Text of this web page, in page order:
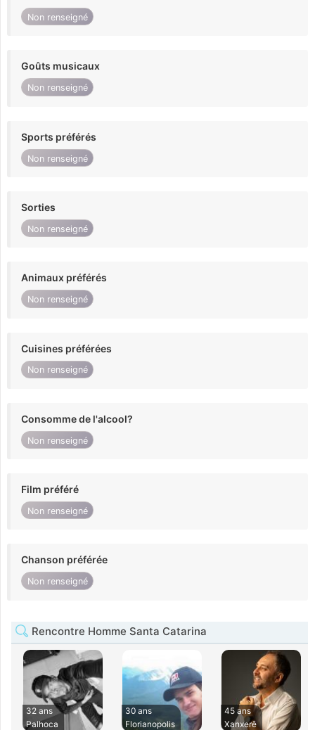
Non renseigné
Goûts musicaux
Non renseigné
Sports préférés
Non renseigné
Sorties
Non renseigné
Animaux préférés
Non renseigné
Cuisines préférées
Non renseigné
Consomme de l'alcool?
Non renseigné
Film préféré
Non renseigné
Chanson préférée
Non renseigné
Rencontre Homme Santa Catarina
32 ans
Palhoca
30 ans
Florianopolis
45 ans
Xanxerê